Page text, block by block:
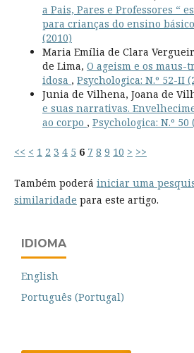
a Pais, Pares e Professores “
para crianças do ensino básico
(2010)
Maria Emília de Clara
de Lima, O ageism e os maus-
idosa , Psychologica: N.º 52-II
Junia de Vilhena, Joana de
e suas narrativas.
ao corpo , Psychologica: N.º 50
<< < 1 2 3 4 5 6 7 8 9 10 > >>
Também poderá iniciar uma
similaridade para este artigo.
IDIOMA
English
Português (Portugal)